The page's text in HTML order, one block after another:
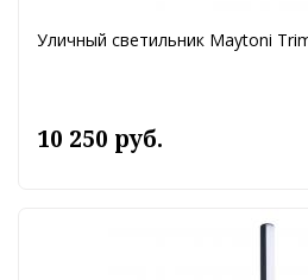
Уличный светильник Maytoni
10 250 руб.